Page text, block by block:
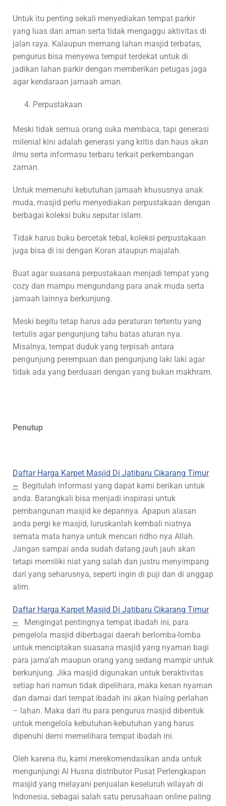
Untuk itu penting sekali menyediakan tempat parkir
yang luas dan aman serta tidak mengaggu aktivitas di
jalan raya. Kalaupun memang lahan masjid terbatas,
pengurus bisa menyewa tempat terdekat untuk di
jadikan lahan parkir dengan memberikan petugas jaga
agar kendaraan jamaah aman.
Perpustakaan
Meski tidak semua orang suka membaca, tapi generasi
milenial kini adalah generasi yang kritis dan haus akan
ilmu serta informasu terbaru terkait perkembangan
zaman.
Untuk memenuhi kebutuhan jamaah khususnya anak
muda, masjid perlu menyediakan perpustakaan dengan
berbagai koleksi buku seputar islam.
Tidak harus buku bercetak tebal, koleksi perpustakaan
juga bisa di isi dengan Koran ataupun majalah.
Buat agar suasana perpustakaan menjadi tempat yang
cozy dan mampu mengundang para anak muda serta
jamaah lainnya berkunjung.
Meski begitu tetap harus ada peraturan tertentu yang
tertulis agar pengunjung tahu batas aturan nya.
Misalnya, tempat duduk yang terpisah antara
pengunjung perempuan dan pengunjung laki laki agar
tidak ada yang berduaan dengan yang bukan makhram.
Penutup
Daftar Harga Karpet Masjid Di Jatibaru Cikarang Timur
~ Begitulah informasi yang dapat kami berikan untuk
anda. Barangkali bisa menjadi inspirasi untuk
pembangunan masjid ke depannya. Apapun alasan
anda pergi ke masjid, luruskanlah kembali niatnya
semata mata hanya untuk mencari ridho nya Allah.
Jangan sampai anda sudah datang jauh jauh akan
tetapi memiliki niat yang salah dan justru menyimpang
dari yang seharusnya, seperti ingin di puji dan di anggap
alim.
Daftar Harga Karpet Masjid Di Jatibaru Cikarang Timur
~ Mengingat pentingnya tempat ibadah ini, para
pengelola masjid diberbagai daerah berlomba-lomba
untuk menciptakan suasana masjid yang nyaman bagi
para jama’ah maupun orang yang sedang mampir untuk
berkunjung. Jika masjid digunakan untuk beraktivitas
setiap hari namun tidak dipelihara, maka kesan nyaman
dan damai dari tempat ibadah ini akan hialng perlahan
– lahan. Maka dari itu para pengurus masjid dibentuk
untuk mengelola kebutuhan-kebutuhan yang harus
dipenuhi demi memelihara tempat ibadah ini.
Oleh karena itu, kami merekomendasikan anda untuk
mengunjungi Al Husna distributor Pusat Perlengkapan
masjid yang melayani penjualan keseluruh wilayah di
Indonesia, sebagai salah satu perusahaan online paling